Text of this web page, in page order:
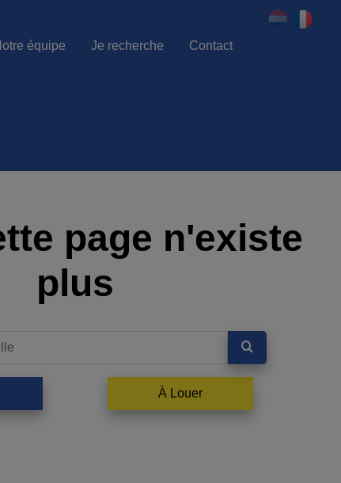
équipe Je recherche Contact
page n'existe
plus
À Louer